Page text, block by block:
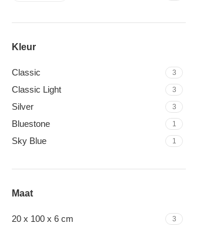
Kleur
Classic 3
Classic Light 3
Silver 3
Bluestone 1
Sky Blue 1
Maat
20 x 100 x 6 cm 3